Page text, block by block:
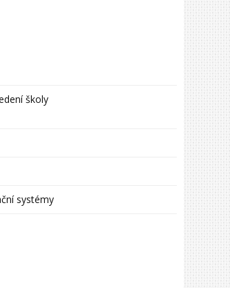
školy
systémy